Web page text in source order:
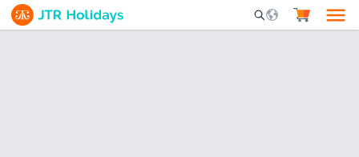
Mobile Search